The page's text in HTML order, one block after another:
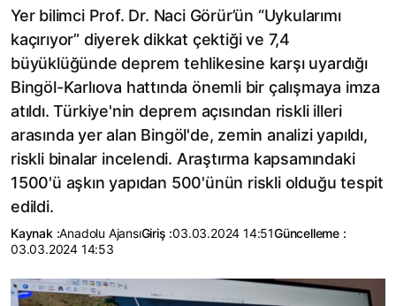
Yer bilimci Prof. Dr. Naci Görür’ün “Uykularımı
kaçırıyor” diyerek dikkat çektiği ve 7,4
büyüklüğünde deprem tehlikesine karşı uyardığı
Bingöl-Karlıova hattında önemli bir çalışmaya imza
atıldı. Türkiye'nin deprem açısından riskli illeri
arasında yer alan Bingöl'de, zemin analizi yapıldı,
riskli binalar incelendi. Araştırma kapsamındaki
1500'ü aşkın yapıdan 500'ünün riskli olduğu tespit
edildi.
Kaynak :Anadolu AjansıGiriş :03.03.2024 14:51Güncelleme :
03.03.2024 14:53